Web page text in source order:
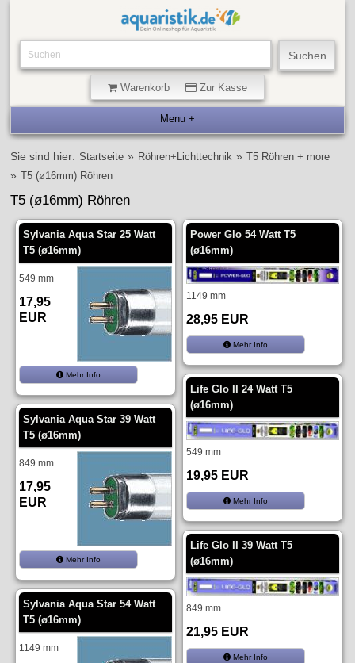
Warenkorb Zur Kasse
Sie sind hier: Startseite » Röhren+Lichttechnik » T5 Röhren + more
» T5 (ø16mm) Röhren
T5 (ø16mm) Röhren
Sylvania Aqua Star 25 Watt
T5 (ø16mm)
549 mm
17,95
EUR
Mehr Info
Sylvania Aqua Star 39 Watt
T5 (ø16mm)
849 mm
17,95
EUR
Mehr Info
Sylvania Aqua Star 54 Watt
T5 (ø16mm)
1149 mm
Power Glo 54 Watt T5
(ø16mm)
1149 mm
28,95 EUR
Mehr Info
Life Glo II 24 Watt T5
(ø16mm)
549 mm
19,95 EUR
Mehr Info
Life Glo II 39 Watt T5
(ø16mm)
849 mm
21,95 EUR
Mehr Info